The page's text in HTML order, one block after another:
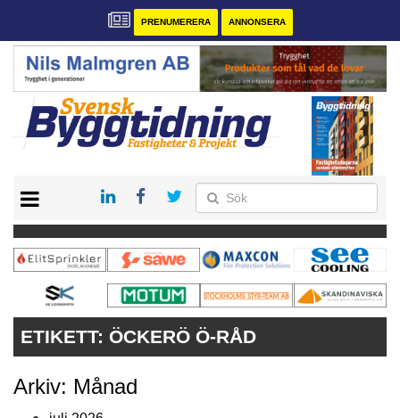
PRENUMERERA ANNONSERA
PRENUMERERA
VÅRA ANDRA MAGASIN
ANNONSERA
ETIKETT: ÖCKERÖ Ö-RÅD
Arkiv: Månad